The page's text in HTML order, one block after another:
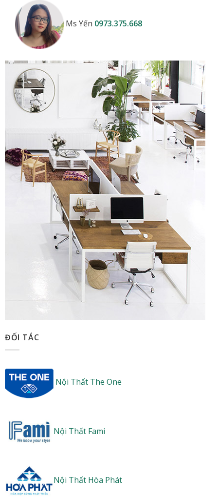
Ms Yến 0973.375.668
ĐỐI TÁC
Nội Thất The One
Nội Thất Fami
Nội Thất Hòa Phát